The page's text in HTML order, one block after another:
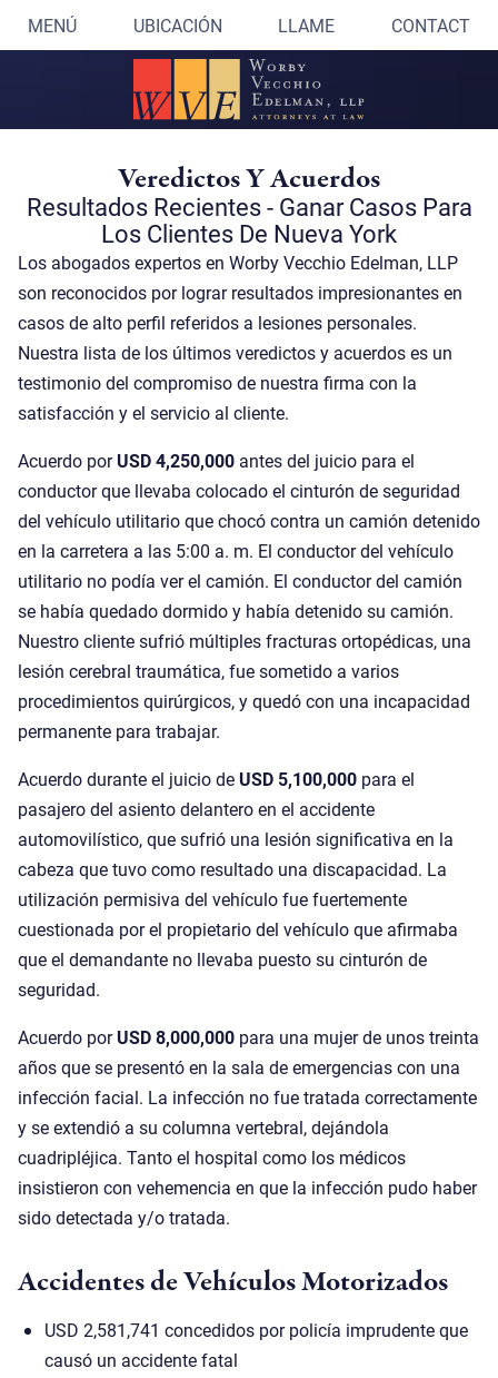
MENÚ UBICACIÓN LLAME CONTACT
Veredictos Y Acuerdos
Resultados Recientes - Ganar Casos Para
Los Clientes De Nueva York
Los abogados expertos en Worby Vecchio Edelman, LLP
son reconocidos por lograr resultados impresionantes en
casos de alto perfil referidos a lesiones personales.
Nuestra lista de los últimos veredictos y acuerdos es un
testimonio del compromiso de nuestra firma con la
satisfacción y el servicio al cliente.
Acuerdo porUSD 4,250,000 antes del juicio para el
conductor que llevaba colocado el cinturón de seguridad
del vehículo utilitario que chocó contra un camión detenido
en la carretera a las 5:00 a. m. El conductor del vehículo
utilitario no podía ver el camión. El conductor del camión
se había quedado dormido y había detenido su camión.
Nuestro cliente sufrió múltiples fracturas ortopédicas, una
lesión cerebral traumática, fue sometido a varios
procedimientos quirúrgicos, y quedó con una incapacidad
permanente para trabajar.
Acuerdo durante el juicio de USD 5,100,000 para el
pasajero del asiento delantero en el accidente
automovilístico, que sufrió una lesión significativa en la
cabeza que tuvo como resultado una discapacidad. La
utilización permisiva del vehículo fue fuertemente
cuestionada por el propietario del vehículo que afirmaba
que el demandante no llevaba puesto su cinturón de
seguridad.
Acuerdo porUSD 8,000,000 para una mujer de unos treinta
años que se presentó en la sala de emergencias con una
infección facial. La infección no fue tratada correctamente
y se extendió a su columna vertebral, dejándola
cuadripléjica. Tanto el hospital como los médicos
insistieron con vehemencia en que la infección pudo haber
sido detectada y/o tratada.
Accidentes de Vehículos Motorizados
USD 2,581,741 concedidos por policía imprudente que
causó un accidente fatal